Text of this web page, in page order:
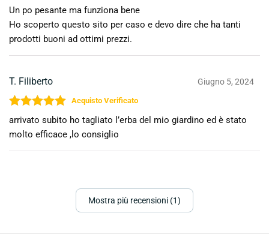
Valutato5su 5
Un po pesante ma funziona bene
Ho scoperto questo sito per caso e devo dire che ha tanti
prodotti buoni ad ottimi prezzi.
T. Filiberto Giugno 5, 2024
Valutato5su 5
arrivato subito ho tagliato l’erba del mio giardino ed è stato
molto efficace ,lo consiglio
Mostra più recensioni (1)